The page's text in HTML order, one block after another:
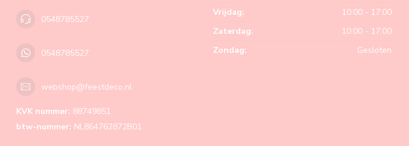
0548785527
0548785527
webshop@feestdeco.nl
KVK nummer: 88749851
btw-nummer: NL864762872B01
Vrijdag:
10:00 - 17:00
Zaterdag:
10:00 - 17:00
Zondag:
Gesloten